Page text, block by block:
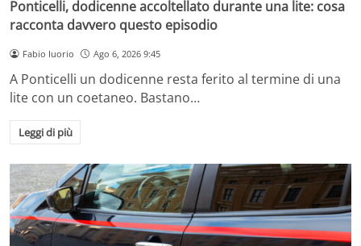
Ponticelli, dodicenne accoltellato durante una lite: cosa
racconta davvero questo episodio
Fabio Iuorio Ago 6, 2026 9:45
A Ponticelli un dodicenne resta ferito al termine di una
lite con un coetaneo. Bastano…
Leggi di più